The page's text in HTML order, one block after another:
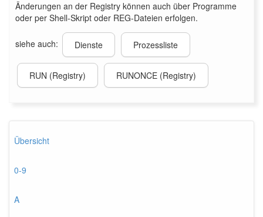
Änderungen an der Registry können auch über Programme
oder per Shell-Skript oder REG-Dateien erfolgen.
siehe auch: Dienste Prozessliste
RUN (Registry) RUNONCE (Registry)
Übersicht
0-9
A